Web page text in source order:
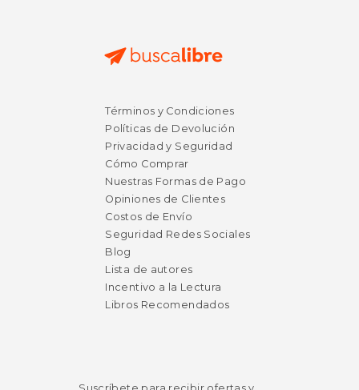
Términos y Condiciones
Políticas de Devolución
Privacidad y Seguridad
Cómo Comprar
Nuestras Formas de Pago
Opiniones de Clientes
Costos de Envío
Seguridad Redes Sociales
Blog
Lista de autores
Incentivo a la Lectura
Libros Recomendados